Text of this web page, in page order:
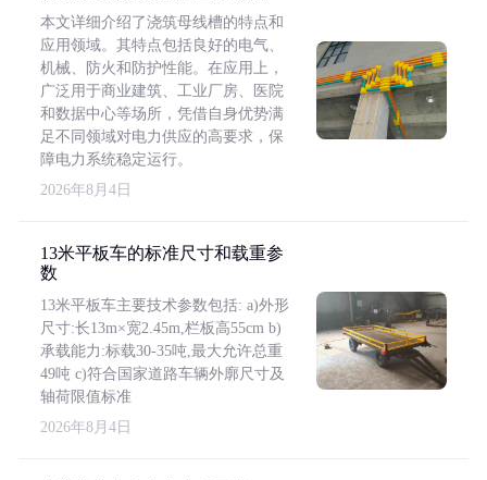
本文详细介绍了浇筑母线槽的特点和
应用领域。其特点包括良好的电气、
机械、防火和防护性能。在应用上，
广泛用于商业建筑、工业厂房、医院
和数据中心等场所，凭借自身优势满
足不同领域对电力供应的高要求，保
障电力系统稳定运行。
2026年8月4日
13米平板车的标准尺寸和载重参
数
13米平板车主要技术参数包括: a)外形
尺寸:长13m×宽2.45m,栏板高55cm b)
承载能力:标载30-35吨,最大允许总重
49吨 c)符合国家道路车辆外廓尺寸及
轴荷限值标准
2026年8月4日